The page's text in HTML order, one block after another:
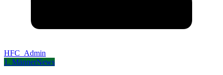
HFC_Admin
1. MännerNews